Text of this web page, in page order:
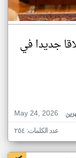
جديدا في
May 24, 2026
عدد الكلمات: ٢٥٤